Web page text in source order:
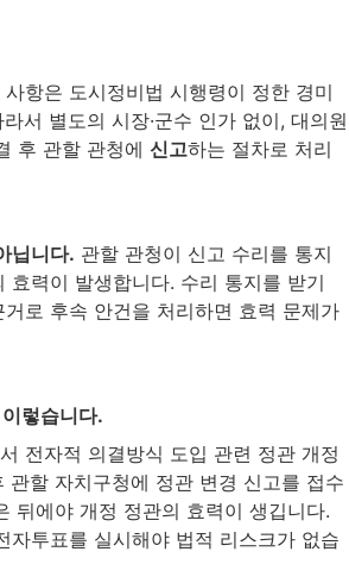
항은 도시정비법 시행령이 정한 경미
서 별도의 시장·군수 인가 없이, 대의원
후 관할 관청에 신고하는 절차로 처리
닙니다. 관할 관청이 신고 수리를 통지
효력이 발생합니다. 수리 통지를 받기
로 후속 안건을 처리하면 효력 문제가
렇습니다.
전자적 의결방식 도입 관련 정관 개정
관할 자치구청에 정관 변경 신고를 접수
뒤에야 개정 정관의 효력이 생깁니다.
자투표를 실시해야 법적 리스크가 없습